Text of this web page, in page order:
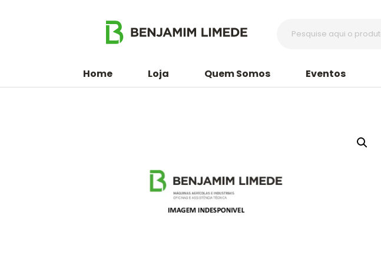
Home Loja Quem Somos Eventos